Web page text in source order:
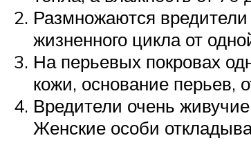
Размножаются
жизненного цикла от
На перьевых покровах
кожи, основание перьев,
Вредители очень
Женские особи